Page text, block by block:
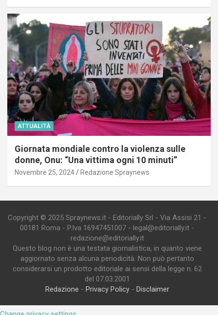
ATTUALITÀ
Giornata mondiale contro la violenza sulle
donne, Onu: “Una vittima ogni 10 minuti”
Novembre 25, 2024 Redazione Spraynews
Copyright © 2025 Spraynews.it - Editorially Srl - Via Assisi 21 -
00181 Roma - P.Iva 16947451007 - legal@editorially.it -
redazione@editorially.it
Questo blog non è una testata giornalistica, in quanto viene
aggiornato senza alcuna periodicità. Non può pertanto
considerarsi un prodotto editoriale ai sensi della legge n. 62
del 07.03.2001
Redazione - Privacy Policy- Disclaimer